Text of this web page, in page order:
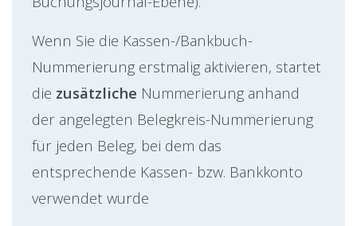
Wenn Sie die Kassen-/Bankbuch-
Nummerierung erstmalig aktivieren, startet
die zusätzliche Nummerierung anhand
der angelegten Belegkreis-Nummerierung
für jeden Beleg, bei dem das
entsprechende Kassen- bzw. Bankkonto
verwendet wurde